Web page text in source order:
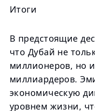
Итоги
В предстоящие
что Дубай не
миллионеров, но
миллиардеров.
экономическую
уровнем жизни,